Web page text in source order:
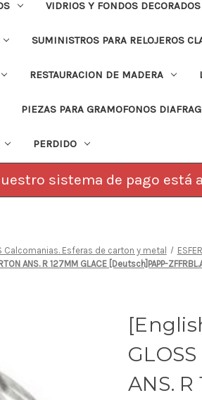
VIDRIOS Y FONDOS
SUMINISTROS PARA RELOJEROS
RESTAURACION DE MADERA
PIEZAS PARA GRAMOFONOS
PERDIDO
sistema de pago está
Calcomanias. Esferas de carton y metal
ANS. R 127MM GLACE [Deutsch]PAPP-
ANS.